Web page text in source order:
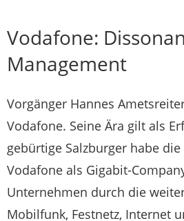
Vodafone:
Management
Vorgänger Hannes
Vodafone. Seine Ära gilt als
gebürtige Salzburger habe
Vodafone als Gigabit-
Unternehmen durch die
Mobilfunk, Festnetz, Internet